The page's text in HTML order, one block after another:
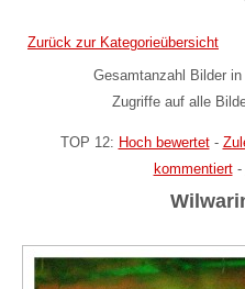
Zurück zur Kategorieübersicht
Gesamtanzahl Bilder
Zugriffe auf alle
TOP 12: Hoch bewertet-
kommentiert-